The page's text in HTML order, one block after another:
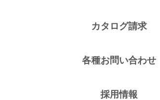
カタログ請求
各種お問い合わせ
採用情報